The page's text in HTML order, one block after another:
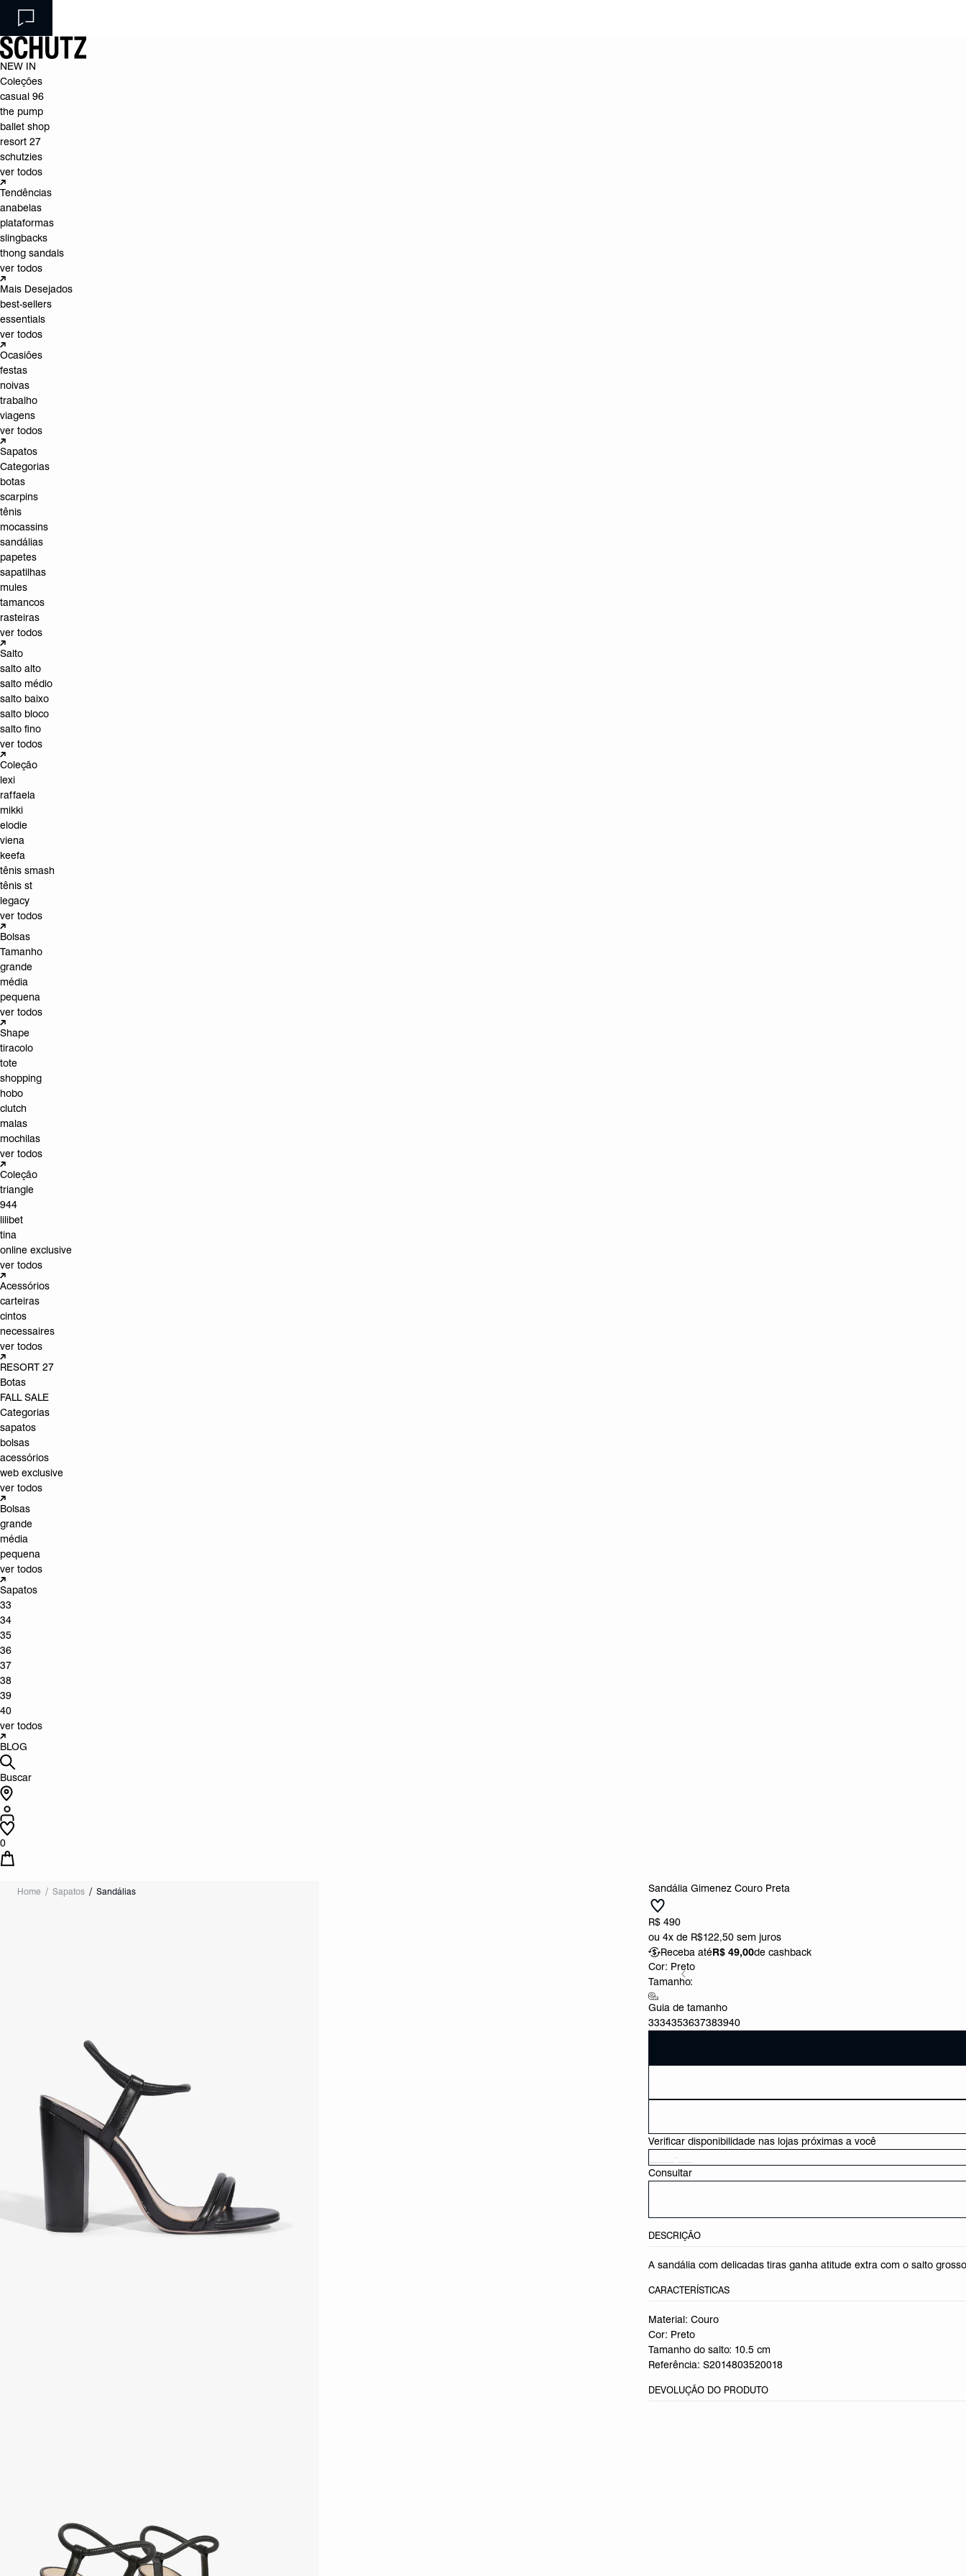
NEW IN
Coleções
casual 96
the pump
ballet shop
resort 27
schutzies
ver todos
Tendências
anabelas
plataformas
slingbacks
thong sandals
ver todos
Mais Desejados
best-sellers
essentials
ver todos
Ocasiões
festas
noivas
trabalho
viagens
ver todos
Sapatos
Categorias
botas
scarpins
tênis
mocassins
sandálias
papetes
sapatilhas
mules
tamancos
rasteiras
ver todos
Salto
salto alto
salto médio
salto baixo
salto bloco
salto fino
ver todos
Coleção
lexi
raffaela
mikki
elodie
viena
keefa
tênis smash
tênis st
legacy
ver todos
Bolsas
Tamanho
grande
média
pequena
ver todos
Shape
tiracolo
tote
shopping
hobo
clutch
malas
mochilas
ver todos
Coleção
triangle
944
lilibet
tina
online exclusive
ver todos
Acessórios
carteiras
cintos
necessaires
ver todos
RESORT 27
Botas
FALL SALE
Categorias
sapatos
bolsas
acessórios
web exclusive
ver todos
Bolsas
grande
média
pequena
ver todos
Sapatos
33
34
35
36
37
38
39
40
ver todos
BLOG
Buscar
0
Home Sapatos Sandálias Sandália Gimenez Couro Preta
R$ 490
ou4x de R$122,50 sem juros
Receba atéR$ 49,00de cashback
Cor: Preto
Tamanho:
Guia de tamanho
3334353637383940
Verificar disponibilidade nas lojas próximas a você
Consultar
DESCRIÇÃO
A sandália com delicadas tiras ganha atitude extra com o salto
CARACTERÍSTICAS
Material: Couro
Cor: Preto
Tamanho do salto: 10.5 cm
Referência:S2014803520018
DEVOLUÇÃO DO PRODUTO